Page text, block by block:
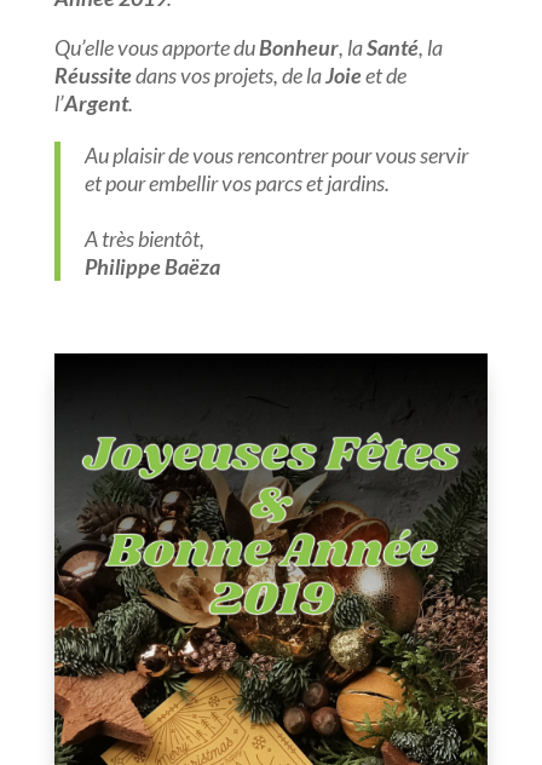
Qu’elle vous apporte duBonheur, laSanté, la
Réussitedans vos projets, de laJoieet de
l’Argent.
Au plaisir de vous rencontrer pour vous servir
et pour embellir vos parcs et jardins.
A très bientôt,
Philippe Baëza